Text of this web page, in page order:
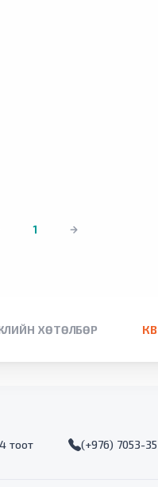
1
ХӨТӨЛБӨР
тоот (+976) 7053-